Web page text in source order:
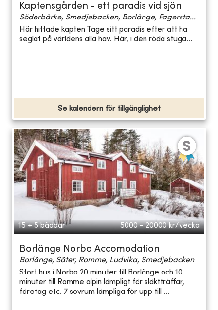
Kaptensgården - ett paradis vid sjön
Söderbärke, Smedjebacken, Borlänge, Fagersta...
Här hittade kapten Tage sitt paradis efter att ha
seglat på världens alla hav. Här, i den röda stuga...
Se kalendern för tillgänglighet
15 + 5 bäddar 5000 - 20000 kr/vecka
Borlänge Norbo Accomodation
Borlänge, Säter, Romme, Ludvika, Smedjebacken
Stort hus i Norbo 20 minuter till Borlänge och 10
minuter till Romme alpin lämpligt för släktträffar,
företag etc. 7 sovrum lämpliga för upp till ...